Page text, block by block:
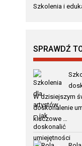
Szkolenia i
SPRAWDŹ
W dzisiejszym
doskonalenie
kluczowe …